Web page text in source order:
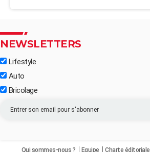
NEWSLETTERS
Lifestyle
Auto
Bricolage
Qui sommes-nous ? Equipe Charte éditoriale